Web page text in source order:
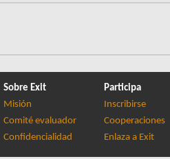
Sobre Exit
Misión
Comité evaluador
Confidencialidad
Participa
Inscribirse
Cooperaciones
Enlaza a Exit